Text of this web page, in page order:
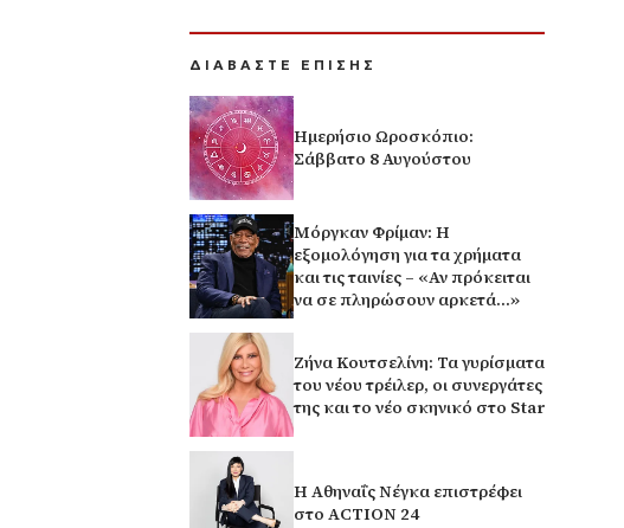
ΔΙΑΒΑΣΤΕ ΕΠΙΣΗΣ
Ημερήσιο Ωροσκόπιο:
Σάββατο 8 Αυγούστου
Μόργκαν Φρίμαν: Η
εξομολόγηση για τα χρήματα
και τις ταινίες – «Αν πρόκειται
να σε πληρώσουν αρκετά…»
Ζήνα Κουτσελίνη: Τα γυρίσματα
του νέου τρέιλερ, οι συνεργάτες
της και το νέο σκηνικό στο Star
Η Αθηναΐς Νέγκα επιστρέφει
στο ACTION 24